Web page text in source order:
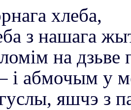
хлеба,
з нашага
на дзьве
і абмочым у
яшчэ з